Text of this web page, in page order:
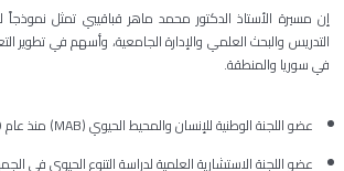
إن مسيرة الأستاذ الدكتور محمد ماهر قباقيبي تمثل
التدريس والبحث العلمي والإدارة الجامعية، وأسهم في تطوير
في سوريا والمنطقة.
عضو اللجنة الوطنية للإنسان والمحيط الحيوي (MAB) منذ عام 1990.
عضو اللجنة الاستشارية العلمية لدراسة التنوع الحيوي في